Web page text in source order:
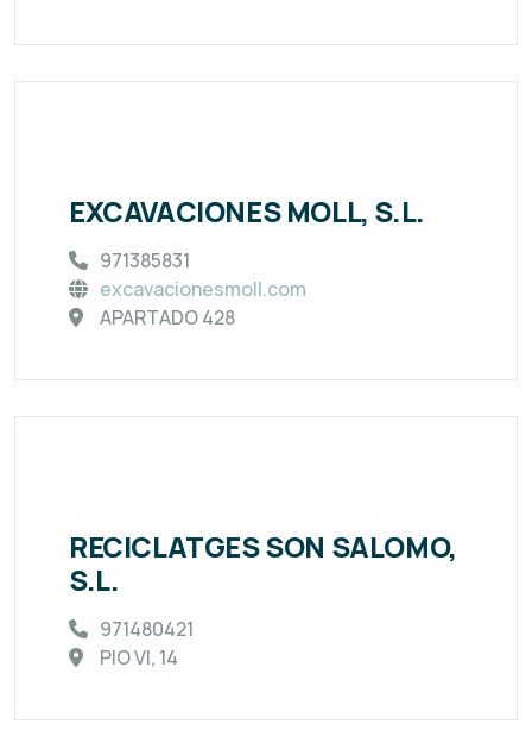
EXCAVACIONES MOLL, S.L.
971385831
excavacionesmoll.com
APARTADO 428
RECICLATGES SON SALOMO,
S.L.
971480421
PIO VI, 14